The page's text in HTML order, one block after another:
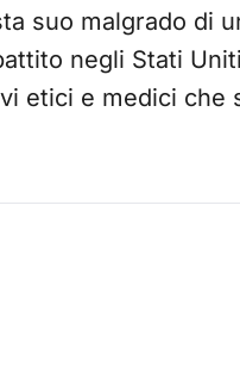
suo malgrado di
negli Stati
etici e medici che